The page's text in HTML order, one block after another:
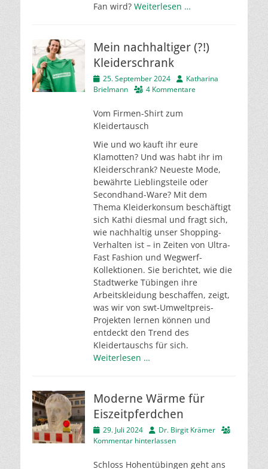
Fan wird? Weiterlesen …
Mein nachhaltiger (?!)
Kleiderschrank
Veröffentlicht
am
25. September 2024 AutorKatharina
Brielmann
4 Kommentare
Vom Firmen-Shirt zum
Kleidertausch
Wie und wo kauft ihr eure
Klamotten? Und was habt ihr im
Kleiderschrank? Neueste Mode,
bewährte Lieblingsteile oder
Secondhand-Ware? Mit dem
Thema Kleiderkonsum beschäftigt
sich Kathi diesmal und fragt sich,
wie nachhaltig unser Shopping-
Verhalten ist – in Zeiten von Ultra-
Fast Fashion und Wegwerf-
Kollektionen. Sie berichtet, wie die
Stadtwerke Tübingen ihre
Arbeitskleidung beschaffen, zeigt,
was wir von swt-Umweltpreis-
Projekten lernen können und
entdeckt den Trend des
Kleidertauschs für sich.
Weiterlesen …
Moderne Wärme für
Eiszeitpferdchen
Veröffentlicht
am
29. Juli 2024 AutorDr. Birgit Krämer
Kommentar hinterlassen
Schloss Hohentübingen geht ans